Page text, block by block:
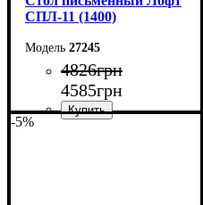
СПЛ-11 (1400)
27245
4826грн
4585грн
-5%